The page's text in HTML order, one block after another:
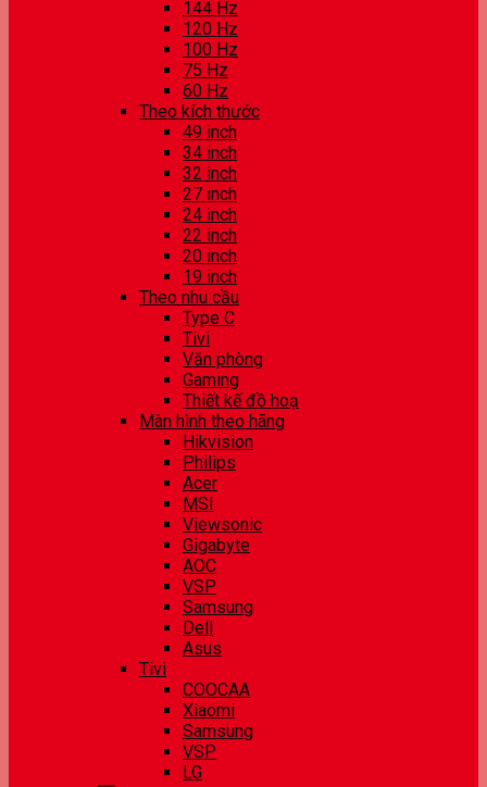
144 Hz
120 Hz
100 Hz
75 Hz
60 Hz
Theo kích thước
49 inch
34 inch
32 inch
27 inch
24 inch
22 inch
20 inch
19 inch
Theo nhu cầu
Type C
Tivi
Văn phòng
Gaming
Thiết kế đồ hoạ
Màn hình theo hãng
Hikvision
Philips
Acer
MSI
Viewsonic
Gigabyte
AOC
VSP
Samsung
Dell
Asus
Tivi
COOCAA
Xiaomi
Samsung
VSP
LG